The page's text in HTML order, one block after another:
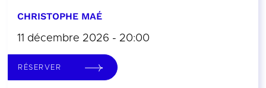
CHRISTOPHE MAÉ
11 décembre 2026 - 20:00
RÉSERVER